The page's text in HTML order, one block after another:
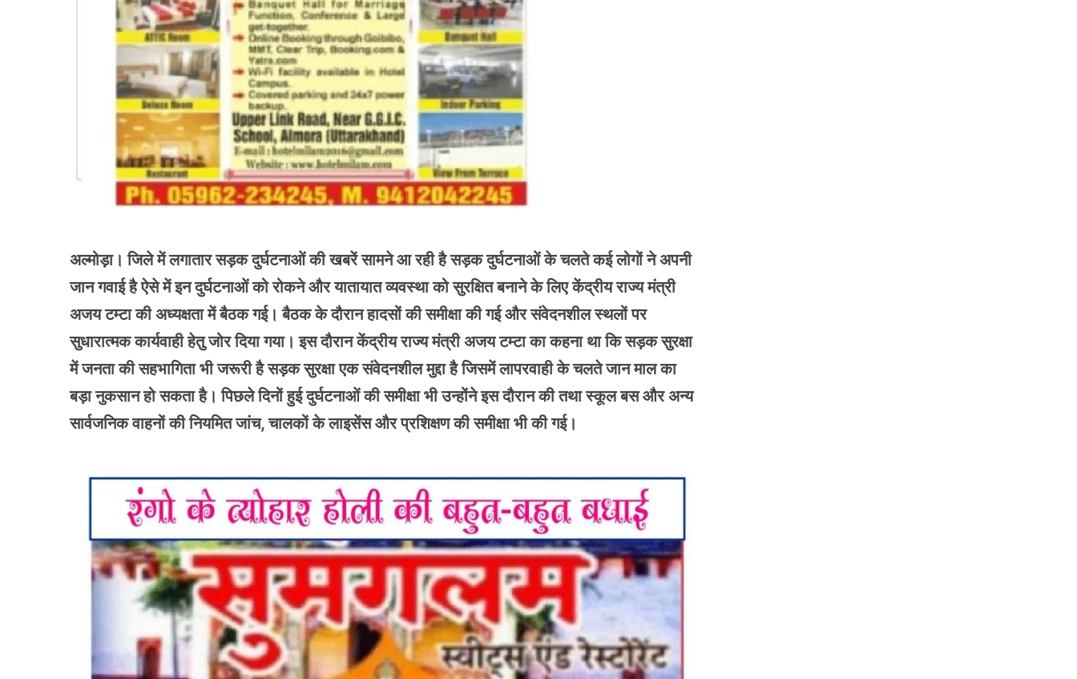
अल्मोड़ा। जिले में लगातार सड़क दुर्घटनाओं की खबरें सामने आ रही है सड़क दुर्घटनाओं के चलते कई लोगों ने अपनी
जान गवाई है ऐसे में इन दुर्घटनाओं को रोकने और यातायात व्यवस्था को सुरक्षित बनाने के लिए केंद्रीय राज्य मंत्री
अजय टम्टा की अध्यक्षता में बैठक गई। बैठक के दौरान हादसों की समीक्षा की गई और संवेदनशील स्थलों पर
सुधारात्मक कार्यवाही हेतु जोर दिया गया। इस दौरान केंद्रीय राज्य मंत्री अजय टम्टा का कहना था कि सड़क सुरक्षा
में जनता की सहभागिता भी जरूरी है सड़क सुरक्षा एक संवेदनशील मुद्दा है जिसमें लापरवाही के चलते जान माल का
बड़ा नुकसान हो सकता है। पिछले दिनों हुई दुर्घटनाओं की समीक्षा भी उन्होंने इस दौरान की तथा स्कूल बस और अन्य
सार्वजनिक वाहनों की नियमित जांच, चालकों के लाइसेंस और प्रशिक्षण की समीक्षा भी की गई।